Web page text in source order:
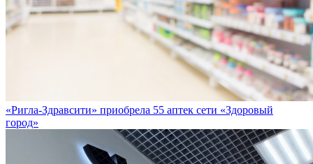
«Ригла-Здравсити» приобрела 55 аптек сети «Здоровый
город»